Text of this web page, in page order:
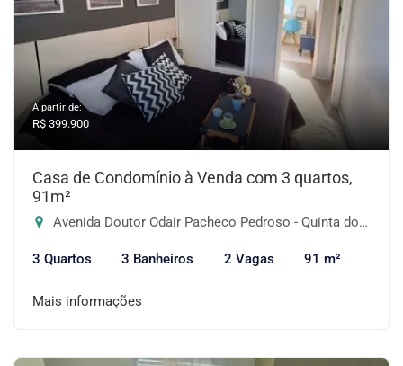
A partir de:
R$ 399.900
Casa de Condomínio à Venda com 3 quartos,
91m²
Avenida Doutor Odair Pacheco Pedroso - Quinta dos Angicos, Cotia-SP
3 Quartos 3 Banheiros 2 Vagas 91 m²
Mais informações